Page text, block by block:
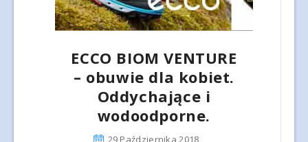
ECCO BIOM VENTURE
– obuwie dla kobiet.
Oddychające i
wodoodporne.
29 Października 2018